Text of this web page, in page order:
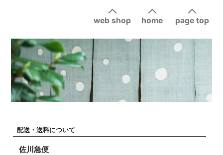
page top
home
web shop
配送・送料について
佐川急便